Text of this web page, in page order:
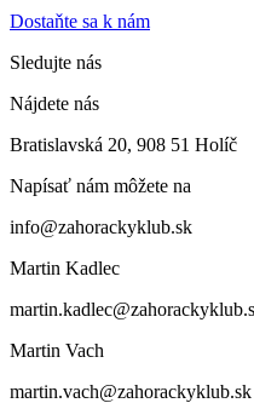
Dostaňte sa k nám
Sledujte nás
Nájdete nás
Bratislavská 20, 908 51 Holíč
Napísať nám môžete na
info@zahorackyklub.sk
Martin Kadlec
Martin Vach
martin.vach@zahorackyklub.sk